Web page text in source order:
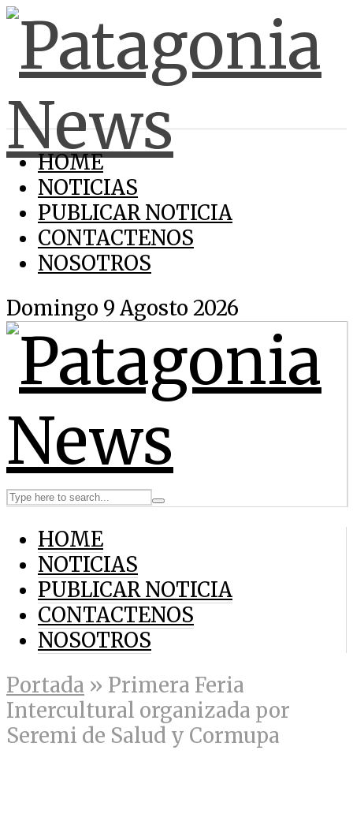
HOME
NOTICIAS
PUBLICAR NOTICIA
CONTACTENOS
NOSOTROS
Domingo 9 Agosto 2026
HOME
NOTICIAS
PUBLICAR NOTICIA
CONTACTENOS
NOSOTROS
Portada » Primera Feria
Intercultural organizada por
Seremi de Salud y Cormupa